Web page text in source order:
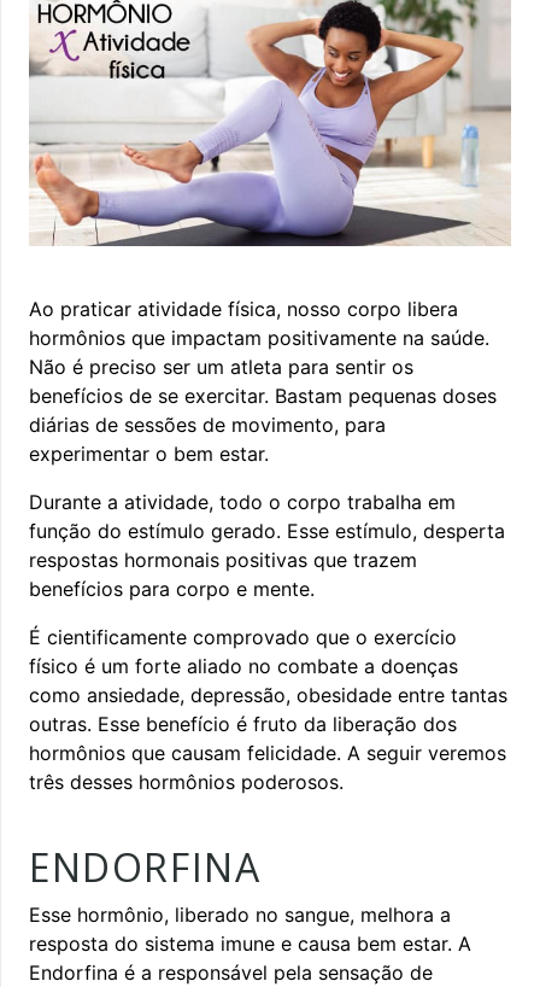
Ao praticar atividade física, nosso corpo libera
hormônios que impactam positivamente na saúde.
Não é preciso ser um atleta para sentir os
benefícios de se exercitar. Bastam pequenas doses
diárias de sessões de movimento, para
experimentar o bem estar.
Durante a atividade, todo o corpo trabalha em
função do estímulo gerado. Esse estímulo, desperta
respostas hormonais positivas que trazem
benefícios para corpo e mente.
É cientificamente comprovado que o exercício
físico é um forte aliado no combate a doenças
como ansiedade, depressão, obesidade entre tantas
outras. Esse benefício é fruto da liberação dos
hormônios que causam felicidade. A seguir veremos
três desses hormônios poderosos.
ENDORFINA
Esse hormônio, liberado no sangue, melhora a
resposta do sistema imune e causa bem estar. A
Endorfina é a responsável pela sensação de